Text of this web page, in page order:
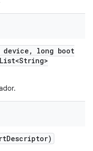
device ,
long boot
List<String>
Descriptor)